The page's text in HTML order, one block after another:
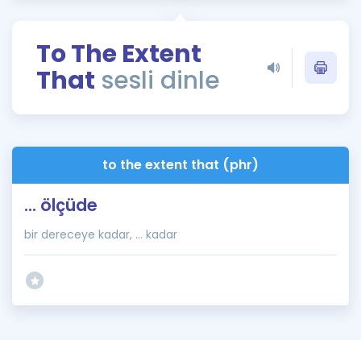
ÖSYM Sınav Takvimi
Kampanyalar
İngilizce Gramer
To The Extent
That sesli dinle
to the extent that (phr)
... ölçüde
bir dereceye kadar, ... kadar